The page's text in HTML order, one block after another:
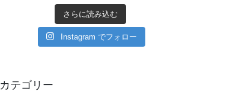
さらに読み込む
Instagram でフォロー
カテゴリー